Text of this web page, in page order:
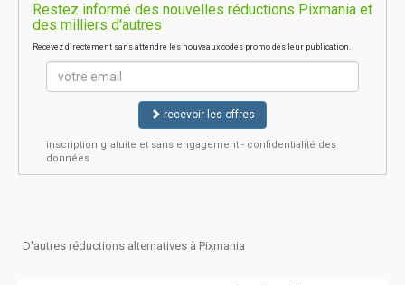
Restez informé des nouvelles réductions Pixmania et
des milliers d'autres
Recevez directement sans attendre les nouveaux codes promo dès leur publication.
recevoir les offres
inscription gratuite et sans engagement - confidentialité des
données
D'autres réductions alternatives à Pixmania